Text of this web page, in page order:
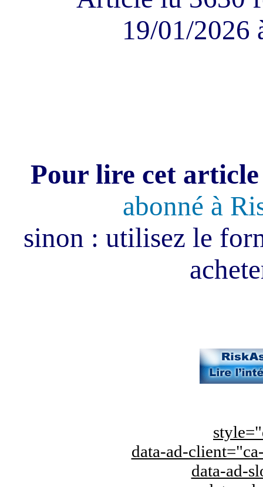
19/01/2026
Pour lire cet
abonné à
sinon : utilisez le
data-ad-
data-ad-